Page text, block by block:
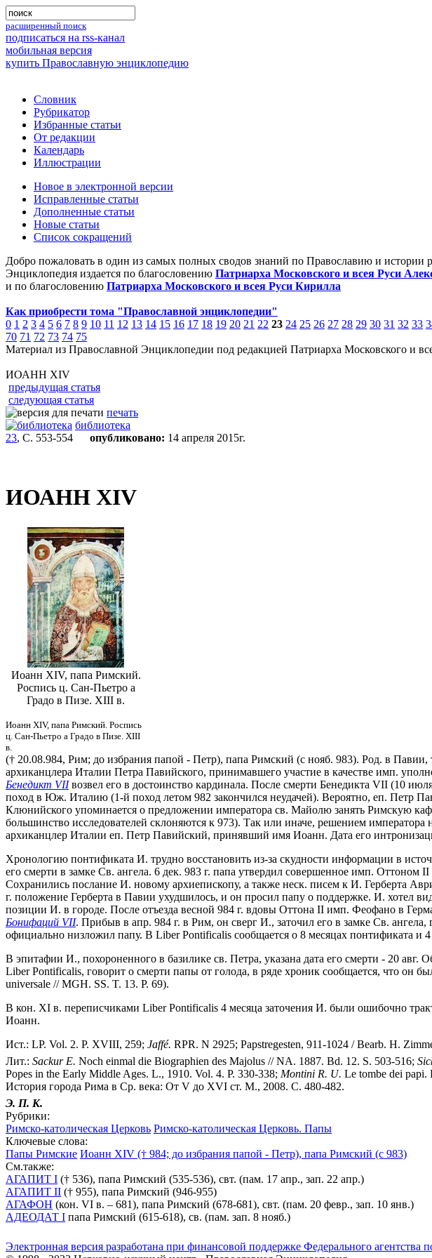
расширенный поиск
подписаться на rss-канал
мобильная версия
купить Православную энциклопедию
Словник
Рубрикатор
Избранные статьи
От редакции
Календарь
Иллюстрации
Новое в электронной версии
Исправленные статьи
Дополненные статьи
Новые статьи
Список сокращений
Добро пожаловать в один из самых полных сводов знаний по Православию и истории
Энциклопедия издается по благословению Патриарха Московского и всея Руси
и по благословению Патриарха Московского и всея Руси Кирилла
Как приобрести тома "Православной энциклопедии"
0 1 2 3 4 5 6 7 8 9 10 11 12 13 14 15 16 17 18 19 20 21 22 23 24 25 26 27 28 29 30 31 32 33
70 71 72 73 74 75
Материал из Православной Энциклопедии под редакцией Патриарха Московского и
ИОАНН XIV
предыдущая статья
следующая статья
печать
библиотека
23, С. 553-554 опубликовано: 14 апреля 2015г.
ИОАНН XIV
Иоанн XIV, папа Римский.
Роспись ц. Сан-Пьетро а
Градо в Пизе. XIII в.
Иоанн XIV, папа Римский. Роспись
ц. Сан-Пьетро а Градо в Пизе. XIII
в.
(† 20.08.984, Рим; до избрания папой - Петр), папа Римский (с нояб. 983). Род. в
архиканцлера Италии Петра Павийского, принимавшего участие в качестве имп.
Бенедикт VIIвозвел его в достоинство кардинала. После смерти Бенедикта VII (10
поход в Юж. Италию (1-й поход летом 982 закончился неудачей). Вероятно, еп. Петр
Клюнийского упоминается о предложении императора св. Майолю занять Римскую
большинство исследователей склоняются к 973). Так или иначе, решением
архиканцлер Италии еп. Петр Павийский, принявший имя Иоанн. Дата его
Хронологию понтификата И. трудно восстановить из-за скудности информации в
его смерти в замке Св. ангела. 6 дек. 983 г. папа утвердил совершенное имп. Оттоном
Сохранились послание И. новому архиепископу, а также неск. писем к И. Герберта
г. положение Герберта в Павии ухудшилось, и он просил папу о поддержке. И. хотел
позиции И. в городе. После отъезда весной 984 г. вдовы Оттона II имп. Феофано в
Бонифаций VII. Прибыв в апр. 984 г. в Рим, он сверг И., заточил его в замке Св.
официально низложил папу. В Liber Pontificalis сообщается о 8 месяцах понтификата и 4
В эпитафии И., похороненного в базилике св. Петра, указана дата его смерти - 20 авг.
Liber Pontificalis, говорит о смерти папы от голода, в ряде хроник сообщается, что он
universale // MGH. SS. T. 13. P. 69).
В кон. XI в. переписчиками Liber Pontificalis 4 месяца заточения И. были ошибочно
Иоанн.
Ист.: LP. Vol. 2. P. XVIII, 259; Jaffé. RPR. N 2925; Papstregesten, 911-1024 / Bearb. H.
Лит.: Sackur E. Noch einmal die Biographien des Majolus // NA. 1887. Bd. 12. S. 503-516;
Popes in the Early Middle Ages. L., 1910. Vol. 4. P. 330-338; Montini R. U. Le tombe dei papi.
История города Рима в Ср. века: От V до XVI ст. М., 2008. С. 480-482.
Э. П. К.
Рубрики:
Римско-католическая Церковь Римско-католическая Церковь. Папы
Ключевые слова:
Папы Римские Иоанн XIV († 984; до избрания папой - Петр), папа Римский (с 983)
См.также:
АГАПИТ I († 536), папа Римский (535-536), свт. (пам. 17 апр., зап. 22 апр.)
АГАПИТ II († 955), папа Римский (946-955)
АГАФОН (кон. VI в. – 681), папа Римский (678-681), свт. (пам. 20 февр., зап. 10 янв.)
АДЕОДАТ I папа Римский (615-618), св. (пам. зап. 8 нояб.)
Электронная версия разработана при финансовой поддержке Федерального